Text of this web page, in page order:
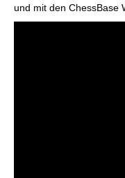
und mit den ChessBase